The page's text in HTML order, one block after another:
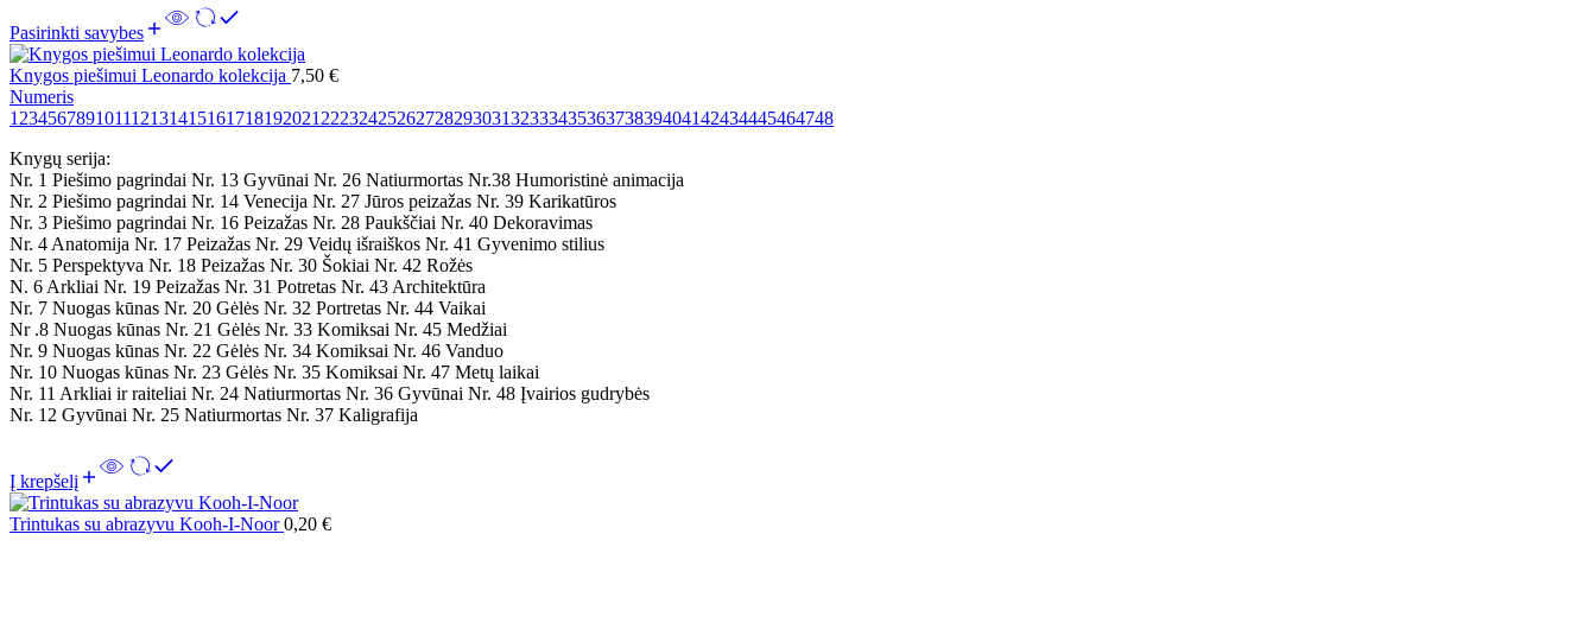
Pasirinkti savybes
Knygos piešimui Leonardo kolekcija 7,50 €
Numeris
1 23456789101112131415161718192021 222324252627282930313233343536373839404142434445464748
Knygų serija:
Nr. 1 Piešimo pagrindai Nr. 13 Gyvūnai Nr. 26 Natiurmortas Nr.38 Humoristinė animacija
Nr. 2 Piešimo pagrindai Nr. 14 Venecija Nr. 27 Jūros peizažas Nr. 39 Karikatūros
Nr. 3 Piešimo pagrindai Nr. 16 Peizažas Nr. 28 Paukščiai Nr. 40 Dekoravimas
Nr. 4 Anatomija Nr. 17 Peizažas Nr. 29 Veidų išraiškos Nr. 41 Gyvenimo stilius
Nr. 5 Perspektyva Nr. 18 Peizažas Nr. 30 Šokiai Nr. 42 Rožės
N. 6 Arkliai Nr. 19 Peizažas Nr. 31 Potretas Nr. 43 Architektūra
Nr. 7 Nuogas kūnas Nr. 20 Gėlės Nr. 32 Portretas Nr. 44 Vaikai
Nr .8 Nuogas kūnas Nr. 21 Gėlės Nr. 33 Komiksai Nr. 45 Medžiai
Nr. 9 Nuogas kūnas Nr. 22 Gėlės Nr. 34 Komiksai Nr. 46 Vanduo
Nr. 10 Nuogas kūnas Nr. 23 Gėlės Nr. 35 Komiksai Nr. 47 Metų laikai
Nr. 11 Arkliai ir raiteliai Nr. 24 Natiurmortas Nr. 36 Gyvūnai Nr. 48 Įvairios gudrybės
Nr. 12 Gyvūnai Nr. 25 Natiurmortas Nr. 37 Kaligrafija
Į krepšelį
Trintukas su abrazyvu Kooh-I-Noor0,20 €